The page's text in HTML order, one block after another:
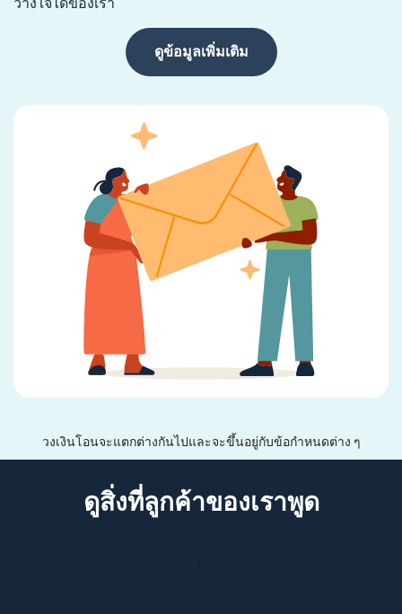
วางใจได้ของเรา
ดูข้อมูลเพิ่มเติม
วงเงินโอนจะแตกต่างกันไปและจะขึ้นอยู่กับข้อกำหนดต่าง ๆ
ดูสิ่งที่ลูกค้าของเราพูด